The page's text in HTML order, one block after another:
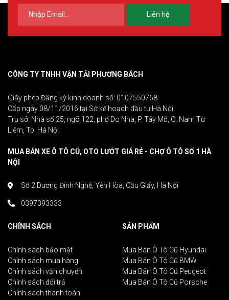
Liên hệ
CÔNG TY TNHH VẬN TẢI PHƯƠNG BÁCH
Giấy phép Đăng ký kinh doanh số: 0107550768.
Cấp ngày 08/11/2016 tại Sở kế hoạch đầu tư Hà Nội.
Trụ sở: Nhà số 25, ngõ 122, phố Do Nha, P. Tây Mỗ, Q. Nam Từ
Liêm, Tp. Hà Nội
MUA BÁN XE Ô TÔ CŨ, OTO LƯỚT GIÁ RẺ - CHỢ Ô TÔ SỐ 1 HÀ
NỘI
Số 2 Dương Đình Nghệ, Yên Hòa, Cầu Giấy, Hà Nội
0397393333
CHÍNH SÁCH
Chính sách bảo mật
Chính sách mua hàng
Chính sách vận chuyển
Chính sách đổi trả
Chính sách thanh toán
SẢN PHẨM
Mua Bán Ô Tô Cũ Hyundai
Mua Bán Ô Tô Cũ BMW
Mua Bán Ô Tô Cũ Peugeot
Mua Bán Ô Tô Cũ Porsche